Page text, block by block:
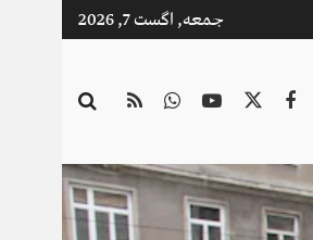
جمعه, اگست 7, 2026